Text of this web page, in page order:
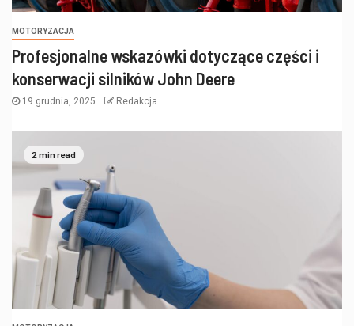
MOTORYZACJA
Profesjonalne wskazówki dotyczące części i
konserwacji silników John Deere
19 grudnia, 2025 Redakcja
2 min read